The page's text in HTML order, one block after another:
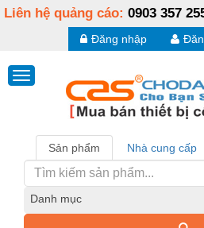
Liên hệ quảng cáo: 0903 357
Đăng nhập
Sản phẩm Nhà cung cấp
Danh mục